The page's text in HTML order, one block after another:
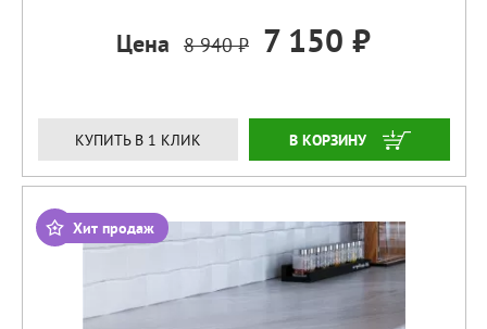
Цена 8 940 ₽ 7 150 ₽
КУПИТЬ В 1 КЛИК ЗАКАЗАТЬ
Хит продаж